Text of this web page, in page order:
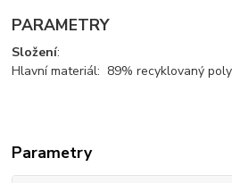
PARAMETRY
Složení:
Hlavní materiál: 89% recyklovaný
Parametry